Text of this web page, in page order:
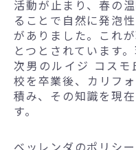
活動が止まり、春の
ることで自然に発泡
がありました。これ
とつとされています
次男のルイジ コスモ
校を卒業後、カリフ
積み、その知識を現
す。